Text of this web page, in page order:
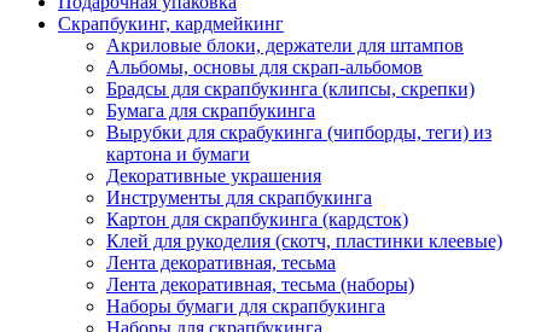
Скрапбукинг, кардмейкинг
Акриловые блоки, держатели для штампов
Альбомы, основы для скрап-альбомов
Брадсы для скрапбукинга (клипсы, скрепки)
Бумага для скрапбукинга
Вырубки для скрабукинга (чипборды, теги) из
картона и бумаги
Декоративные украшения
Инструменты для скрапбукинга
Картон для скрапбукинга (кардсток)
Клей для рукоделия (скотч, пластинки клеевые)
Лента декоративная, тесьма
Лента декоративная, тесьма (наборы)
Наборы бумаги для скрапбукинга
Наборы для скрапбукинга